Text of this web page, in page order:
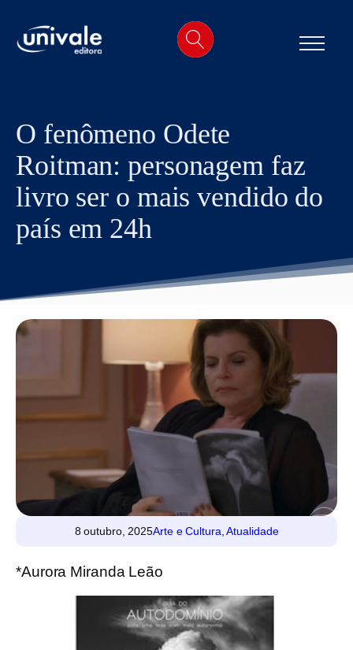
O fenômeno Odete
Roitman: personagem faz
livro ser o mais vendido do
país em 24h
8 outubro, 2025Arte e Cultura ,Atualidade
*Aurora Miranda Leão